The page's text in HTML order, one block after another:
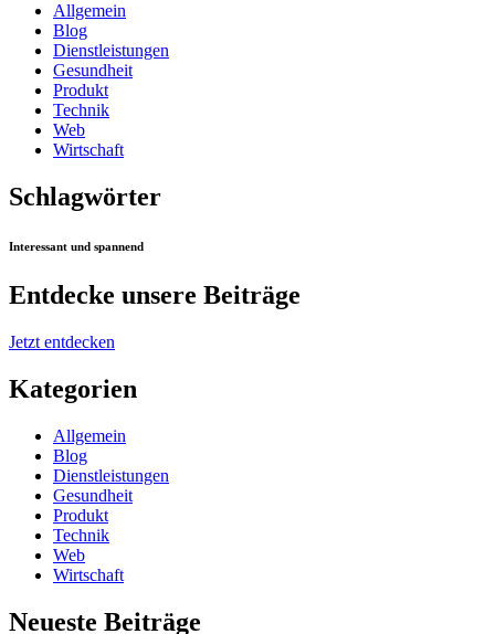
Allgemein
Blog
Dienstleistungen
Gesundheit
Produkt
Technik
Web
Wirtschaft
Schlagwörter
Interessant und spannend
Entdecke unsere Beiträge
Jetzt entdecken
Kategorien
Allgemein
Blog
Dienstleistungen
Gesundheit
Produkt
Technik
Web
Wirtschaft
Neueste Beiträge